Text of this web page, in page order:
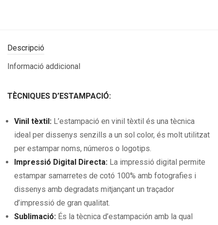
Descripció
Informació addicional
TÈCNIQUES D’ESTAMPACIÓ:
Vinil tèxtil: L’estampació en vinil tèxtil és una tècnica
ideal per dissenys senzills a un sol color, és molt utilitzat
per estampar noms, números o logotips.
Impressió Digital Directa: La impressió digital permite
estampar samarretes de cotó 100% amb fotografies i
dissenys amb degradats mitjançant un traçador
d’impressió de gran qualitat.
Sublimació: És la tècnica d’estampación amb la qual